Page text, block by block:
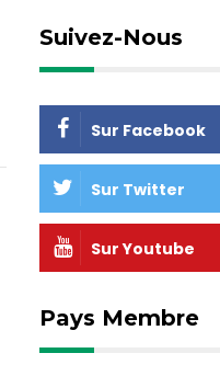
Suivez-Nous
Sur Facebook
Sur Twitter
Sur Youtube
Pays Membre